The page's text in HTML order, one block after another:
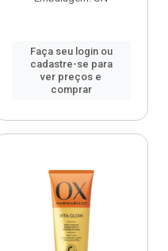
Faça seu login ou
cadastre-se para
ver preços e
comprar